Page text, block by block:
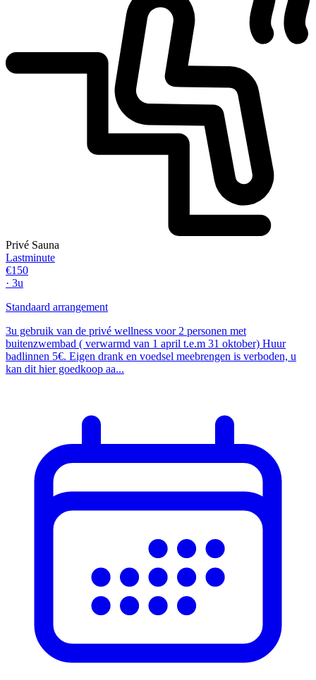
Privé Sauna
Lastminute
€150
· 3u
Standaard arrangement
3u gebruik van de privé wellness voor 2 personen met
buitenzwembad ( verwarmd van 1 april t.e.m 31 oktober) Huur
badlinnen 5€. Eigen drank en voedsel meebrengen is verboden, u
kan dit hier goedkoop aa...